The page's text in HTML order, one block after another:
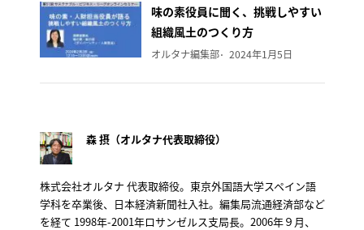
味の素役員に聞く、挑戦しやすい
組織風土のつくり方
オルタナ編集部 2024年1月5日
森 摂（オルタナ代表取締役）
株式会社オルタナ 代表取締役。東京外国語大学スペイン語
学科を卒業後、日本経済新聞社入社。編集局流通経済部など
を経て 1998年-2001年ロサンゼルス支局長。2006年９月、